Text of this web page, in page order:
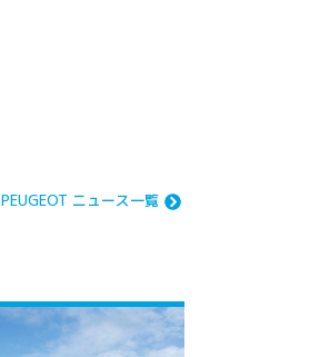
PEUGEOT ニュース一覧